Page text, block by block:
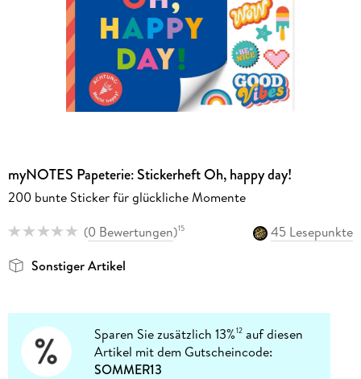
myNOTES Papeterie: Stickerheft Oh, happy day!
200 bunte Sticker für glückliche Momente
(0 Bewertungen)15
45 Lesepunkte
Sonstiger Artikel
Sparen Sie zusätzlich 13%12 auf diesen
Artikel mit dem Gutscheincode:
SOMMER13